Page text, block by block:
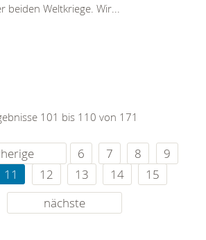
Weltkriege. Wir...
101 bis 110 von 171
6 7 8
9
11 12 13 14
15
nächste